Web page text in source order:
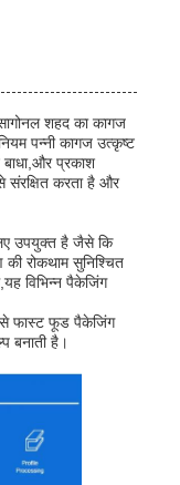
शहद का कागज
पन्नी कागज उत्कृष्ट
बाधा,और प्रकाश
से संरक्षित करता है और
उपयुक्त है जैसे कि
की रोकथाम सुनिश्चित
विभिन्न पैकेजिंग
फास्ट फूड पैकेजिंग
बनाती है।